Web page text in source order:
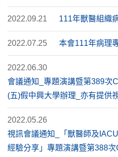
2022.09.21 111年獸醫組織
2022.07.25 本會111年病理
2022.06.30
會議通知_專題演講暨第389次
(五)假中興大學辦理_亦有提供
2022.05.26
視訊會議通知_「獸醫師及
經驗分享」專題演講暨第388